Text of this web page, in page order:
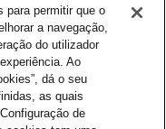
para permitir que o
a navegação,
do utilizador
Ao
dá o seu
as quais
de